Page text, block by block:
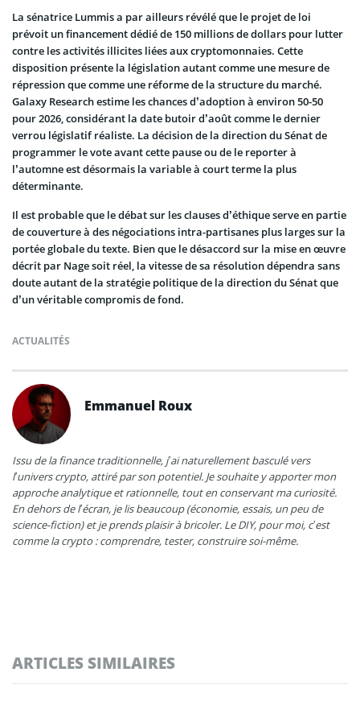
La sénatrice Lummis a par ailleurs révélé que le projet de loi
prévoit un financement dédié de 150 millions de dollars pour lutter
contre les activités illicites liées aux cryptomonnaies. Cette
disposition présente la législation autant comme une mesure de
répression que comme une réforme de la structure du marché.
Galaxy Research estime les chances d’adoption à environ 50-50
pour 2026, considérant la date butoir d’août comme le dernier
verrou législatif réaliste. La décision de la direction du Sénat de
programmer le vote avant cette pause ou de le reporter à
l’automne est désormais la variable à court terme la plus
déterminante.
Il est probable que le débat sur les clauses d’éthique serve en partie
de couverture à des négociations intra-partisanes plus larges sur la
portée globale du texte. Bien que le désaccord sur la mise en œuvre
décrit par Nage soit réel, la vitesse de sa résolution dépendra sans
doute autant de la stratégie politique de la direction du Sénat que
d’un véritable compromis de fond.
ACTUALITÉS
Emmanuel Roux
Issu de la finance traditionnelle, j’ai naturellement basculé vers
l’univers crypto, attiré par son potentiel. Je souhaite y apporter mon
approche analytique et rationnelle, tout en conservant ma curiosité.
En dehors de l’écran, je lis beaucoup (économie, essais, un peu de
science-fiction) et je prends plaisir à bricoler. Le DIY, pour moi, c’est
comme la crypto : comprendre, tester, construire soi-même.
ARTICLES SIMILAIRES